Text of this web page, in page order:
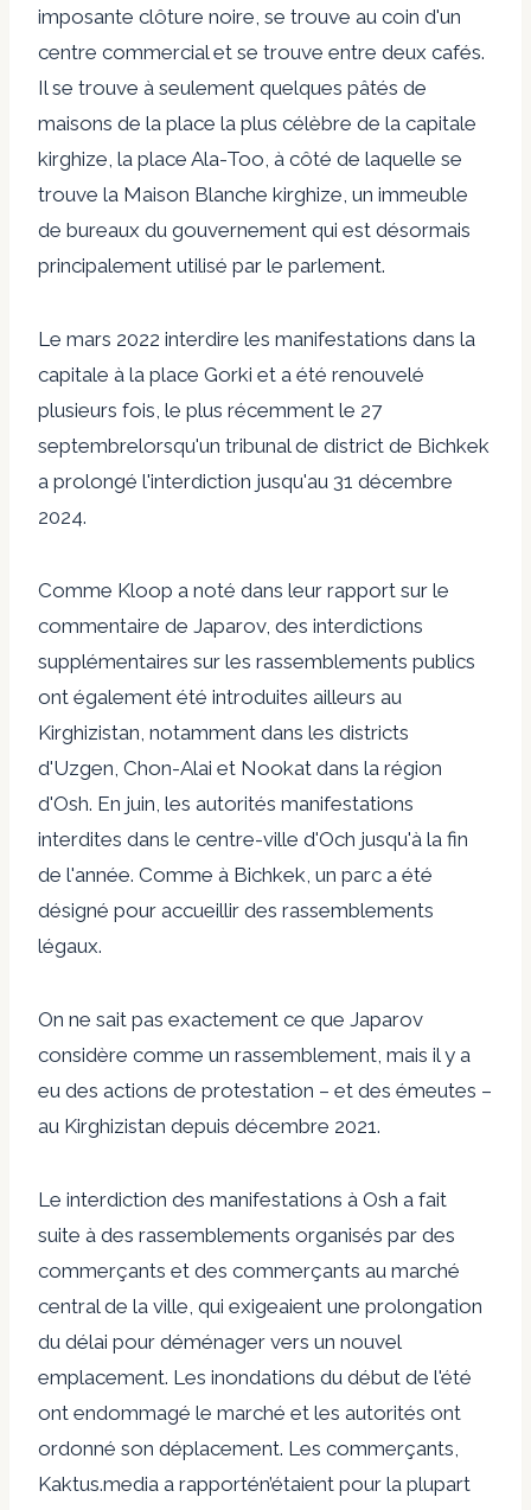
imposante clôture noire, se trouve au coin d'un
centre commercial et se trouve entre deux cafés.
Il se trouve à seulement quelques pâtés de
maisons de la place la plus célèbre de la capitale
kirghize, la place Ala-Too, à côté de laquelle se
trouve la Maison Blanche kirghize, un immeuble
de bureaux du gouvernement qui est désormais
principalement utilisé par le parlement.
Le mars 2022 interdire les manifestations dans la
capitale à la place Gorki et a été renouvelé
plusieurs fois, le plus récemment le 27
septembrelorsqu'un tribunal de district de Bichkek
a prolongé l'interdiction jusqu'au 31 décembre
2024.
Comme Kloop a noté dans leur rapport sur le
commentaire de Japarov, des interdictions
supplémentaires sur les rassemblements publics
ont également été introduites ailleurs au
Kirghizistan, notamment dans les districts
d'Uzgen, Chon-Alai et Nookat dans la région
d'Osh. En juin, les autorités manifestations
interdites dans le centre-ville d'Och jusqu'à la fin
de l'année. Comme à Bichkek, un parc a été
désigné pour accueillir des rassemblements
légaux.
On ne sait pas exactement ce que Japarov
considère comme un rassemblement, mais il y a
eu des actions de protestation – et des émeutes –
au Kirghizistan depuis décembre 2021.
Le interdiction des manifestations à Osh a fait
suite à des rassemblements organisés par des
commerçants et des commerçants au marché
central de la ville, qui exigeaient une prolongation
du délai pour déménager vers un nouvel
emplacement. Les inondations du début de l'été
ont endommagé le marché et les autorités ont
ordonné son déplacement. Les commerçants,
Kaktus.media a rapportén’étaient pour la plupart